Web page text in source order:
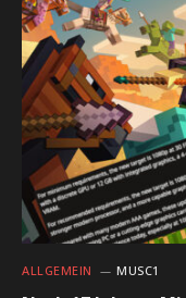
ALLGEMEIN MUSC1